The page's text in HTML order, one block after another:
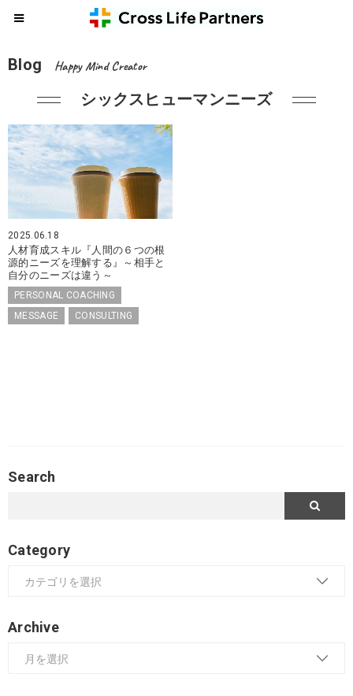
Blog Happy Mind Creator
シックスヒューマンニーズ
2025.06.18
人材育成スキル『人間の６つの根
源的ニーズを理解する』～相手と
自分のニーズは違う～
PERSONAL COACHING
MESSAGE
CONSULTING
Search
Category
Archive